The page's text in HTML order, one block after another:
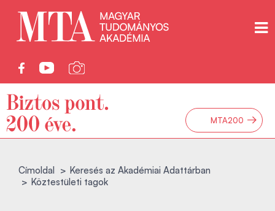
MTA200 →
Címoldal
Keresés az Akadémiai Adattárban
Köztestületi tagok